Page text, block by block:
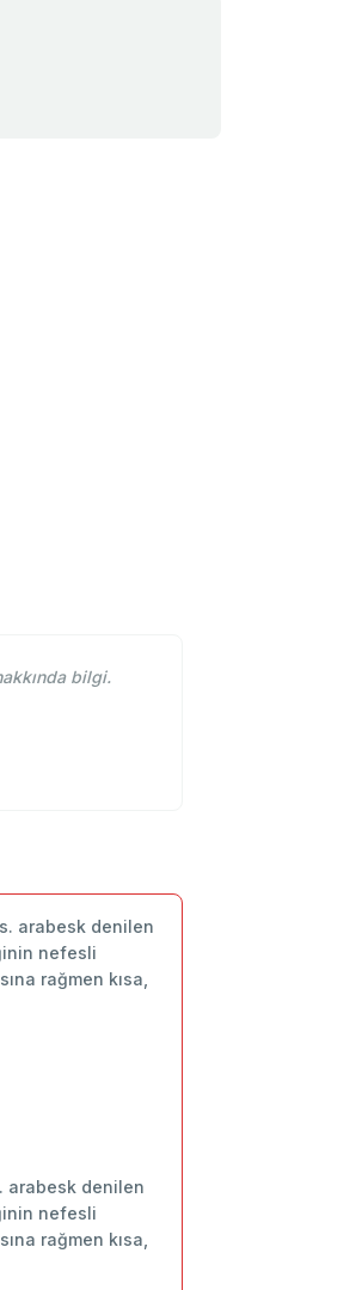
bilgi.
arabesk denilen
nefesli
rağmen kısa,
arabesk denilen
nefesli
rağmen kısa,